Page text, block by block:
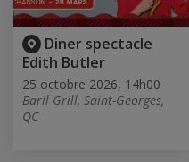
Diner spectacle
Edith Butler
25 octobre 2026, 14h00
Baril Grill, Saint-Georges,
QC